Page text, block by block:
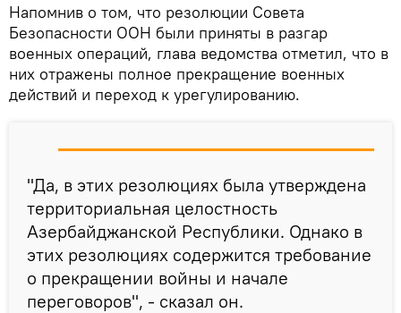
Напомнив о том, что резолюции Совета
Безопасности ООН были приняты в разгар
военных операций, глава ведомства отметил, что в
них отражены полное прекращение военных
действий и переход к урегулированию.
"Да, в этих резолюциях была утверждена
территориальная целостность
Азербайджанской Республики. Однако в
этих резолюциях содержится требование
о прекращении войны и начале
переговоров", - сказал он.